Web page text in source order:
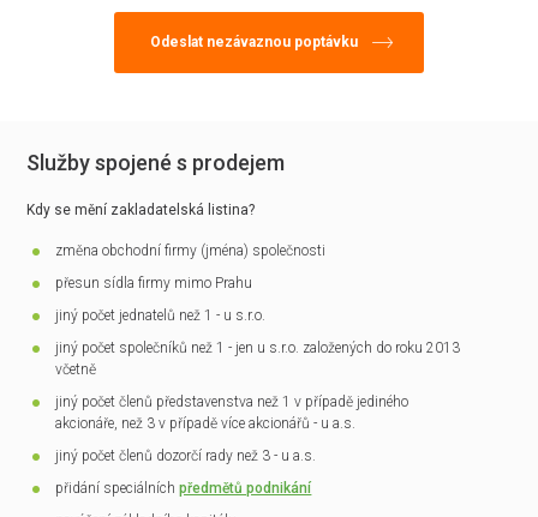
Služby spojené s prodejem
Kdy se mění zakladatelská listina?
změna obchodní firmy (jména) společnosti
přesun sídla firmy mimo Prahu
jiný počet jednatelů než 1 - u s.r.o.
jiný počet společníků než 1 - jen u s.r.o. založených do roku 2013
včetně
jiný počet členů představenstva než 1 v případě jediného
akcionáře, než 3 v případě více akcionářů - u a.s.
jiný počet členů dozorčí rady než 3 - u a.s.
přidání speciálníchpředmětů podnikání